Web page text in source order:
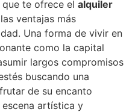
te ofrece el alquiler
ventajas más
Una forma de vivir en
como la capital
largos compromisos
buscando una
de su encanto
artística y